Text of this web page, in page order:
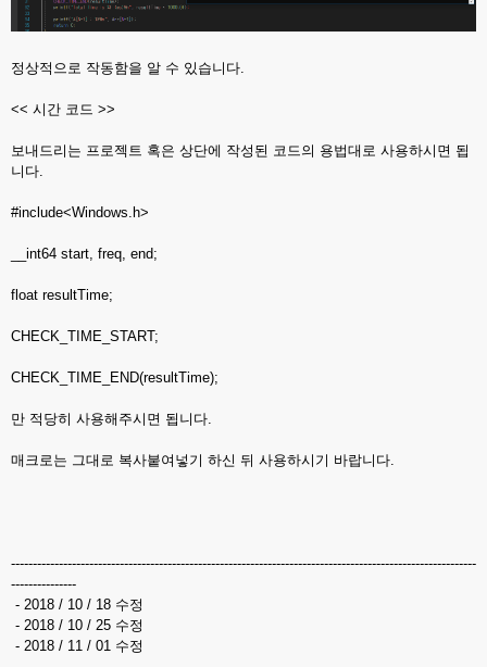
정상적으로 작동함을 알 수 있습니다.
<< 시간 코드 >>
보내드리는 프로젝트 혹은 상단에 작성된 코드의 용법대로 사용하시면 됩
니다.
#include<Windows.h>
__int64 start, freq, end;
float resultTime;
CHECK_TIME_START;
CHECK_TIME_END(resultTime);
만 적당히 사용해주시면 됩니다.
매크로는 그대로 복사붙여넣기 하신 뒤 사용하시기 바랍니다.
-----------------------------------------------------------------------------------------------------------
---------------
- 2018 / 10 / 18 수정
- 2018 / 10 / 25 수정
- 2018 / 11 / 01 수정